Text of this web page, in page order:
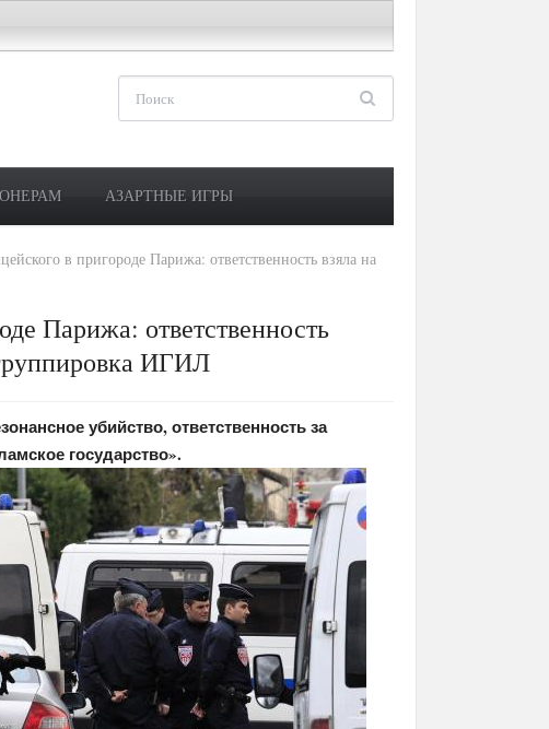
АЗАРТНЫЕ ИГРЫ
в пригороде Парижа: ответственность взяла на
Парижа: ответственность
ИГИЛ
убийство, ответственность за
государство».